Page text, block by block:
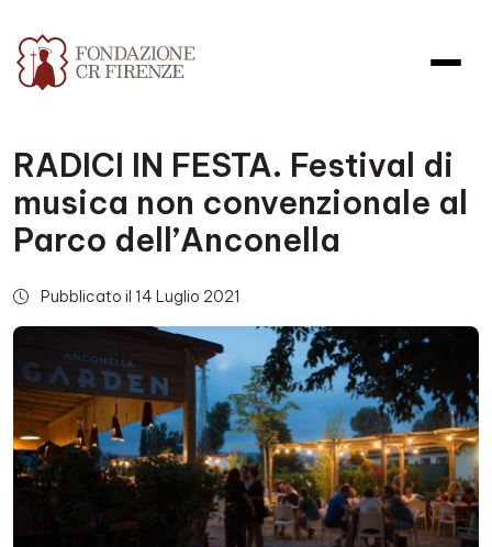
RADICI IN FESTA. Festival di
musica non convenzionale al
Parco dell’Anconella
Pubblicato il 14 Luglio 2021